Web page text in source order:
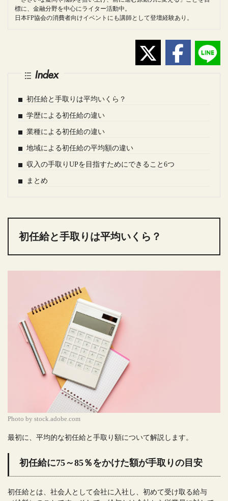
標に、金融分野を中心にライター活動中。
日本FP協会の消費者向けイベントにも講師として登壇経験あり。
Index
初任給と手取りは平均いくら？
学歴による初任給の違い
業種による初任給の違い
地域による初任給の平均額の違い
収入の手取りUPを目指すためにできること6つ
まとめ
初任給と手取りは平均いくら？
Photo by stock.adobe.com
最初に、平均的な初任給と手取り額について解説します。
初任給に75～85％をかけた額が手取りの目安
初任給とは、社会人として会社に入社し、初めて受け取る給与